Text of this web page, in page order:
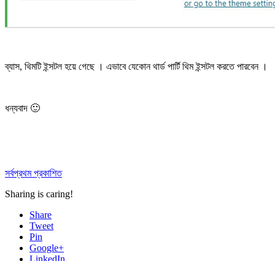
ব্যাস, থিমটি ইন্সটল হয়ে গেছে । এভাবে যেকোন থার্ড পার্টি থিম ইন্সটল করতে পারবেন ।
ধন্যবাদ 🙂
সর্বপ্রথম প্রকাশিত
Sharing is caring!
Share
Tweet
Pin
Google+
LinkedIn